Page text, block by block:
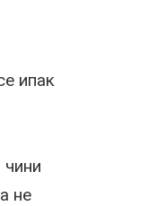
ипак
чини
не